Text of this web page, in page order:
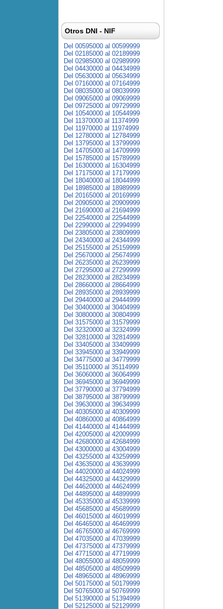
Otros DNI - NIF
Del 00595000 al 00599999
Del 02185000 al 02189999
Del 02985000 al 02989999
Del 04430000 al 04434999
Del 05630000 al 05634999
Del 07160000 al 07164999
Del 08035000 al 08039999
Del 09065000 al 09069999
Del 09725000 al 09729999
Del 10540000 al 10544999
Del 11370000 al 11374999
Del 11970000 al 11974999
Del 12780000 al 12784999
Del 13795000 al 13799999
Del 14705000 al 14709999
Del 15785000 al 15789999
Del 16300000 al 16304999
Del 17175000 al 17179999
Del 18040000 al 18044999
Del 18985000 al 18989999
Del 20165000 al 20169999
Del 20905000 al 20909999
Del 21690000 al 21694999
Del 22540000 al 22544999
Del 22990000 al 22994999
Del 23805000 al 23809999
Del 24340000 al 24344999
Del 25155000 al 25159999
Del 25670000 al 25674999
Del 26235000 al 26239999
Del 27295000 al 27299999
Del 28230000 al 28234999
Del 28660000 al 28664999
Del 28935000 al 28939999
Del 29440000 al 29444999
Del 30400000 al 30404999
Del 30800000 al 30804999
Del 31575000 al 31579999
Del 32320000 al 32324999
Del 32810000 al 32814999
Del 33405000 al 33409999
Del 33945000 al 33949999
Del 34775000 al 34779999
Del 35110000 al 35114999
Del 36060000 al 36064999
Del 36945000 al 36949999
Del 37790000 al 37794999
Del 38795000 al 38799999
Del 39630000 al 39634999
Del 40305000 al 40309999
Del 40860000 al 40864999
Del 41440000 al 41444999
Del 42005000 al 42009999
Del 42680000 al 42684999
Del 43000000 al 43004999
Del 43255000 al 43259999
Del 43635000 al 43639999
Del 44020000 al 44024999
Del 44325000 al 44329999
Del 44620000 al 44624999
Del 44895000 al 44899999
Del 45335000 al 45339999
Del 45685000 al 45689999
Del 46015000 al 46019999
Del 46465000 al 46469999
Del 46765000 al 46769999
Del 47035000 al 47039999
Del 47375000 al 47379999
Del 47715000 al 47719999
Del 48055000 al 48059999
Del 48505000 al 48509999
Del 48965000 al 48969999
Del 50175000 al 50179999
Del 50765000 al 50769999
Del 51390000 al 51394999
Del 52125000 al 52129999